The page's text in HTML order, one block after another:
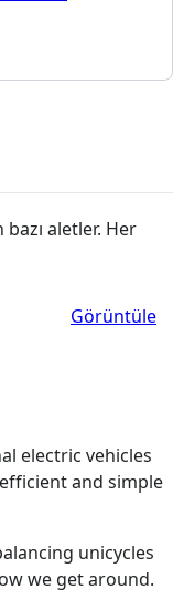
bazı aletler. Her
Görüntüle
electric vehicles
and simple
unicycles
we get around.